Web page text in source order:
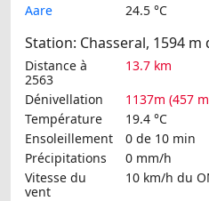
Aare 24.5 °C
Station: Chasseral, 1594
Distance à
2563
13.7 km
Dénivellation
1137m (457
Température
19.4 °C
Ensoleillement
0 de 10 min
Précipitations
0 mm/h
Vitesse du
vent
10 km/h du